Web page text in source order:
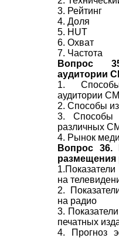
3. Рейтинг
4. Доля
5. HUT
6. Охват
7. Частота
Вопрос
аудитории
1.
аудитории
2. Способы
3. Способы
различных
4. Рынок
Вопрос 36.
размещения
на
2.
на радио
3.
печатных
4. Прогноз